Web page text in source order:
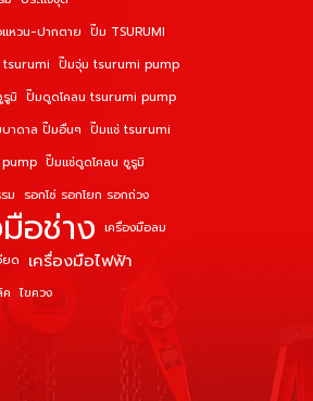
แหวน-ปากตาย ปั๊ม TSURUMI
ปั๊มจุ่ม tsurumi pump
มิ ปั๊มดูดโคลน tsurumi pump
าดาล ปั๊มอื่นๆ ปั๊มแช่ tsurumi
ปั๊มแช่ดูดโคลน ซูรูมิ
ม รอกโซ่ รอกโยก รอกถ่วง
อช่าง เครื่องมือลม
ยด เครื่องมือไฟฟ้า
ค ไขควง